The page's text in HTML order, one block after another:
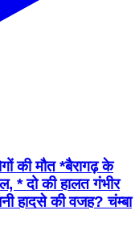
की मौत *बैरागढ़ के
* दो की हालत गंभीर
हादसे की वजह? चंम्बा